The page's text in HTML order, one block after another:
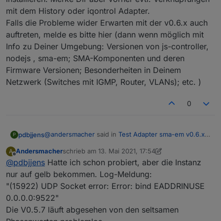
installieren, werden Sie feststellen, dass die
Zustände der Objekte „last_message“ und
„TimeTick“ nicht mehr aktualisiert werden. In
diesem Fall sollten Sie diese Objekte manuell
aus dem Objektbaum entfernen. Die einfachste
Lösung, dies zu erreichen, besteht darin, den
Adapter auf der Registerkarte „Instanzen“ von
ioBroker anzuhalten, den Objektbaum auf der
Registerkarte „Objekte“ vollständig zu löschen
und dann den Adapter neu zu starten. Dies ist
notwendig und entfällt bei einer Neuinstallation.
Objektbaum löschen.
mit dem History oder iqontrol Adapter.
Falls die Probleme wider Erwarten mit der v0.6.x auch
auftreten, melde es bitte hier (dann wenn möglich mit
Info zu Deiner Umgebung: Versionen von js-controller,
nodejs , sma-em; SMA-Komponenten und deren
Firmware Versionen; Besonderheiten in Deinem
Netzwerk (Switches mit IGMP, Router, VLANs); etc. )
0
P pdbjjens@andersmacher said in Test Adapter sma-em v0.6.x
Kannst Du sagen, ob das in der Beta V0.6.x
durch das Umschreiben des Kerns bereits
Probier's doch einfach mal aus - die von Dir
genannten Probleme (auch die der Einzelphasen)
sind mir jedenfalls von der v0.6.x bisher nicht
bekannt.
Ich würde bei der Installation allerdings
A
Offline
Andersmacherschrieb am 13. Mai 2021, 17:54
zuletzt editiert von Andersmacher
@pdbjjens Hatte ich schon probiert, aber die Instanz
nur auf gelb bekommen. Log-Meldung:
"(15922) UDP Socket error: Error: bind EADDRINUSE
0.0.0.0:9522"
Die V0.5.7 läuft abgesehen von den seltsamen